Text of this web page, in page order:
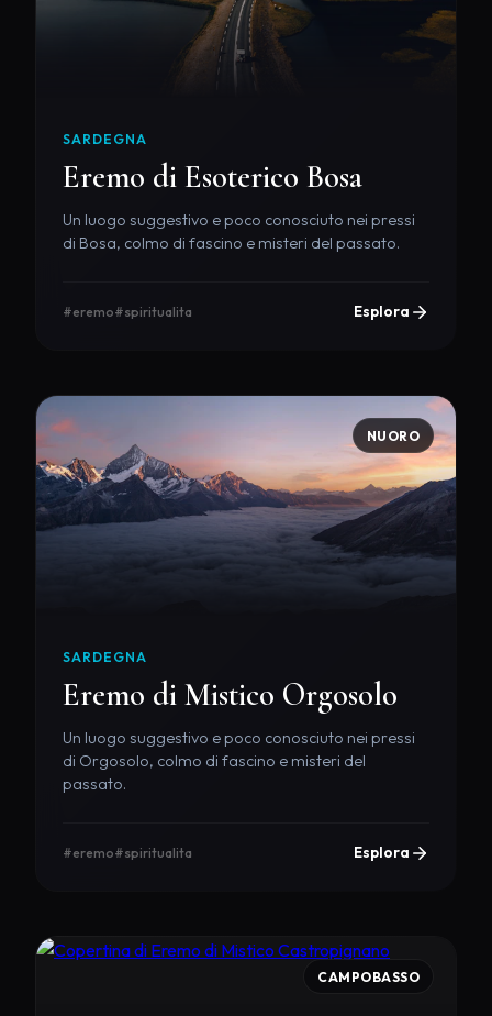
SARDEGNA
Eremo di Esoterico Bosa
Un luogo suggestivo e poco conosciuto nei pressi
di Bosa, colmo di fascino e misteri del passato.
#eremo#spiritualita Esplora
NUORO
SARDEGNA
Eremo di Mistico Orgosolo
Un luogo suggestivo e poco conosciuto nei pressi
di Orgosolo, colmo di fascino e misteri del
passato.
#eremo#spiritualita Esplora
CAMPOBASSO